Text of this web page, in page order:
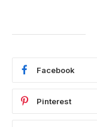
Facebook
Pinterest